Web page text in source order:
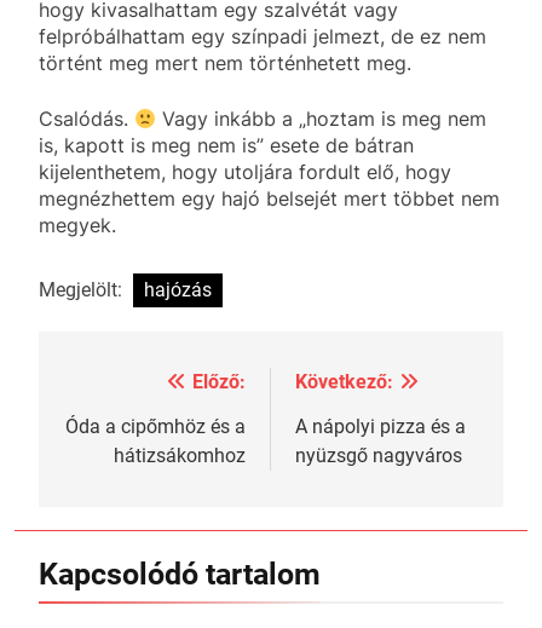
hogy kivasalhattam egy szalvétát vagy
felpróbálhattam egy színpadi jelmezt, de ez nem
történt meg mert nem történhetett meg.
Csalódás.
Vagy inkább a „hoztam is meg nem
is, kapott is meg nem is” esete de bátran
kijelenthetem, hogy utoljára fordult elő, hogy
megnézhettem egy hajó belsejét mert többet nem
megyek.
Megjelölt: hajózás
Bejegyzés
navigáció
Előző:
Óda a cipőmhöz és a
hátizsákomhoz
Következő:
A nápolyi pizza és a
nyüzsgő nagyváros
Kapcsolódó tartalom